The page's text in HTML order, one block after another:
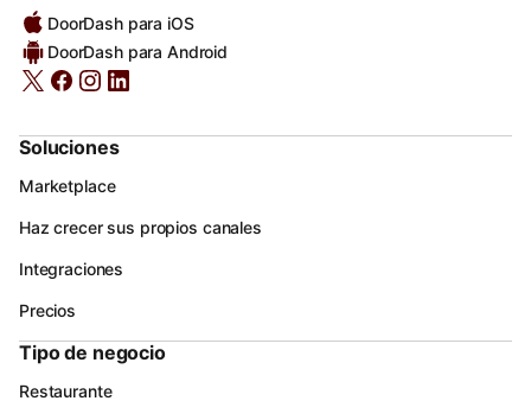
DoorDash para iOS
DoorDash para Android
Soluciones
Marketplace
Haz crecer sus propios canales
Integraciones
Precios
Tipo de negocio
Restaurante